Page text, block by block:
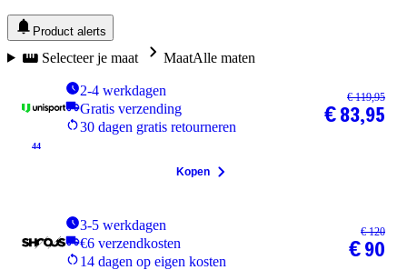
Product alerts
Selecteer je maat MaatAlle maten
2-4 werkdagen
Gratis verzending
30 dagen gratis retourneren
44
€ 119,95
€ 83,95
Kopen
3-5 werkdagen
€6 verzendkosten
14 dagen op eigen kosten
€ 120
€ 90